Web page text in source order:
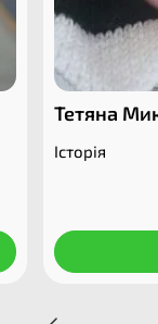
Тетяна
Історія